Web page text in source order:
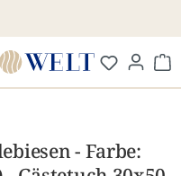
- Farbe: